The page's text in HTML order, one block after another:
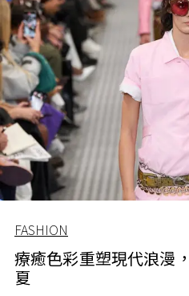
FASHION
療癒色彩重塑現代浪漫
夏